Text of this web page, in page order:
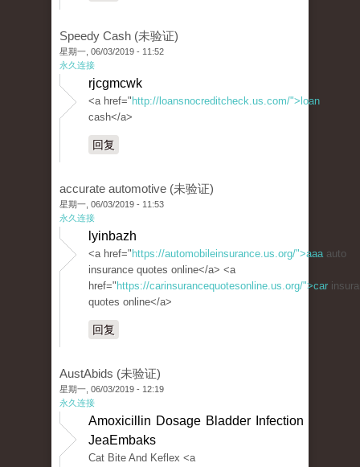
Speedy Cash (未验证)
星期一, 06/03/2019 - 11:52
永久连接
rjcgmcwk
<a href=" http://loansnocreditcheck.us.com/">loan
cash</a>
回复
accurate automotive (未验证)
星期一, 06/03/2019 - 11:53
永久连接
lyinbazh
<a href=" https://automobileinsurance.us.org/">aaaauto
insurance quotes online</a> <a
href=" https://carinsurancequotesonline.us.org/">car
quotes online</a>
回复
AustAbids (未验证)
星期一, 06/03/2019 - 12:19
永久连接
Amoxicillin Dosage Bladder Infection
JeaEmbaks
Cat Bite And Keflex <a